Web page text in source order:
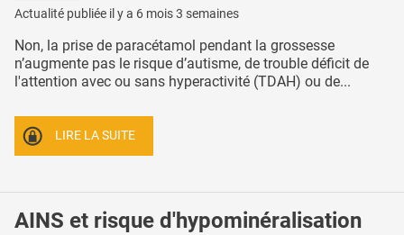
Actualité publiée il y a 6 mois 3 semaines
Non, la prise de paracétamol pendant la grossesse
n’augmente pas le risque d’autisme, de trouble déficit de
l'attention avec ou sans hyperactivité (TDAH) ou de...
LIRE LA SUITE
AINS et risque d'hypominéralisation